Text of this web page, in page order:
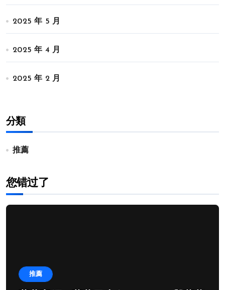
2025 年 5 月
2025 年 4 月
2025 年 2 月
分類
推薦
您错过了
推薦